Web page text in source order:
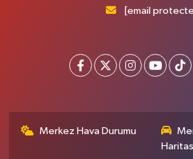
[email
Merkez Hava Durumu